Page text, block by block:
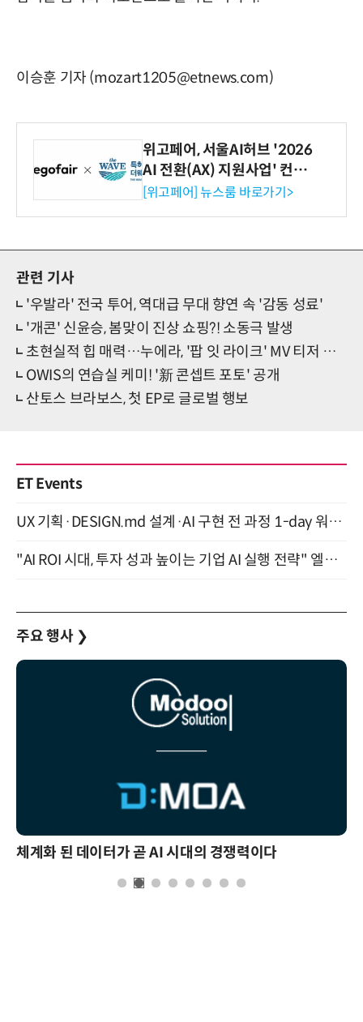
이승훈 기자 (mozart1205@etnews.com)
위고페어, 서울AI허브 '2026
AI 전환(AX) 지원사업' 컨소
시엄 선정
[위고페어] 뉴스룸 바로가기>
관련 기사
'우발라' 전국 투어, 역대급 무대 향연 속 '감동 성료'
'개콘' 신윤승, 봄맞이 진상 쇼핑?! 소동극 발생
초현실적 힙 매력…누에라, '팝 잇 라이크' MV 티저 선물
OWIS의 연습실 케미! '新 콘셉트 포토' 공개
산토스 브라보스, 첫 EP로 글로벌 행보
ET Events
UX 기획·DESIGN.md 설계·AI 구현 전 과정 1-day 워크숍 with Claude Code·Codex 9월 15일 개최
"AI ROI 시대, 투자 성과 높이는 기업 AI 실행 전략" 엘타워 6층 (9월 18일)
주요 행사 ❯
체계화 된 데이터가 곧 AI 시대의 경쟁력이다